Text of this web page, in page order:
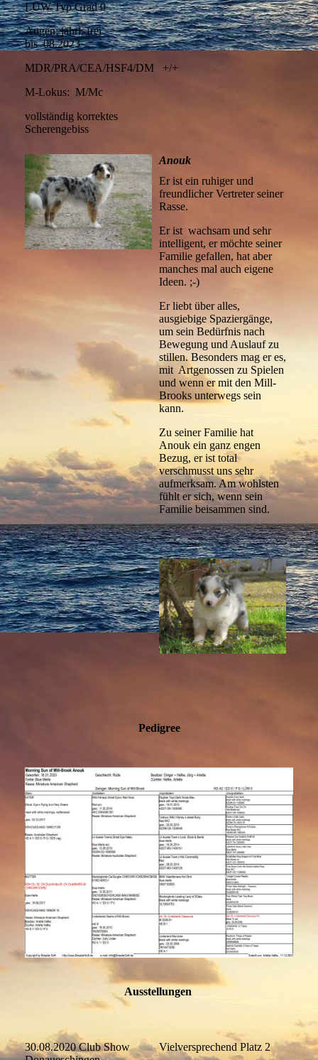
LÜW Typ Grad 0
Augen: jährl. frei
bis 08.2023
MDR/PRA/CEA/HSF4/DM +/+
M-Lokus: M/Mc
vollständig korrektes
Scherengebiss
Anouk
Er ist ein ruhiger und
freundlicher Vertreter seiner
Rasse.
Er ist wachsam und sehr
intelligent, er möchte seiner
Familie gefallen, hat aber
manches mal auch eigene
Ideen. ;-)
Er liebt über alles,
ausgiebige Spaziergänge,
um sein Bedürfnis nach
Bewegung und Auslauf zu
stillen. Besonders mag er es,
mit Artgenossen zu Spielen
und wenn er mit den Mill-
Brooks unterwegs sein
kann.
Zu seiner Familie hat
Anouk ein ganz engen
Bezug, er ist total
verschmusst uns sehr
aufmerksam. Am wohlsten
fühlt er sich, wenn sein
Familie beisammen sind.
Pedigree
Ausstellungen
30.08.2020 Club Show
Vielversprechend Platz 2